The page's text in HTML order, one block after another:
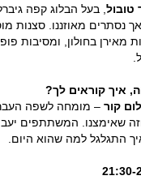
טובול , בעל הבלוג קפה
נסתרים מאוזננו. סצנות
מאירן בחולון, ומסיבות
איך קוראים לך?
קור – מומחה לשפה
שאימצנו. המשתתפים
התגלגל למה שהוא
21:30-